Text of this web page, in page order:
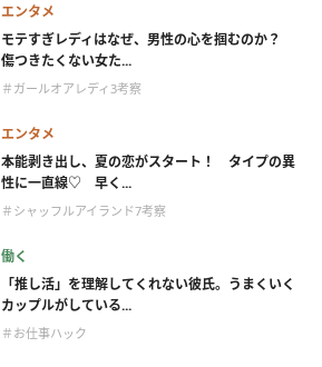
エンタメ
モテすぎレディはなぜ、男性の心を掴むのか？
傷つきたくない女た...
＃ガールオアレディ3考察
エンタメ
本能剥き出し、夏の恋がスタート！ タイプの異
性に一直線♡ 早く...
＃シャッフルアイランド7考察
働く
「推し活」を理解してくれない彼氏。うまくいく
カップルがしている...
＃お仕事ハック